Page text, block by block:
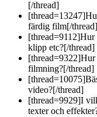
[/thread]
färdig film[/thread]
klipp etc?[/thread]
filmning?[/thread]
video?[/thread]
[thread=9929]I
texter och